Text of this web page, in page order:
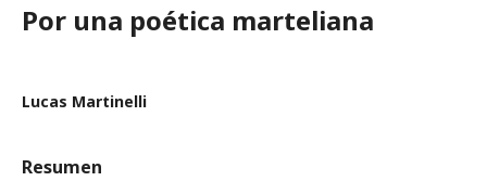
Por una poética marteliana
Lucas Martinelli
Resumen